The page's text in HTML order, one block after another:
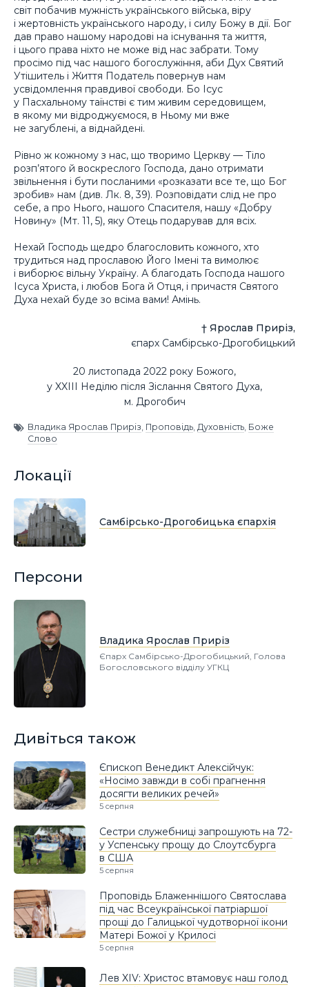
світ побачив мужність українського війська, віру
і жертовність українського народу, і силу Божу в дії. Бог
дав право нашому народові на існування та життя,
і цього права ніхто не може від нас забрати. Тому
просімо під час нашого богослужіння, аби Дух Святий
Утішитель і Життя Податель повернув нам
усвідомлення правдивої свободи. Бо Ісус
у Пасхальному таїнстві є тим живим середовищем,
в якому ми відроджуємося, в Ньому ми вже
не загублені, а віднайдені.
Рівно ж кожному з нас, що творимо Церкву — Тіло
розп’ятого й воскреслого Господа, дано отримати
звільнення і бути посланими «розказати все те, що Бог
зробив» нам (див. Лк. 8, 39). Розповідати слід не про
себе, а про Нього, нашого Спасителя, нашу «Добру
Новину» (Мт. 11, 5), яку Отець подарував для всіх.
Нехай Господь щедро благословить кожного, хто
трудиться над прославою Його Імені та вимолює
і виборює вільну Україну. А благодать Господа нашого
Ісуса Христа, і любов Бога й Отця, і причастя Святого
Духа нехай буде зо всіма вами! Амінь.
† Ярослав Приріз,
єпарх Самбірсько-Дрогобицький
20 листопада 2022 року Божого,
у XXIII Неділю після Зіслання Святого Духа,
м. Дрогобич
Владика Ярослав Приріз, Проповідь, Духовність, Боже
Слово
Локації
Самбірсько-Дрогобицька єпархія
Персони
Владика Ярослав Приріз
Єпарх Самбірсько-Дрогобицький, Голова
Богословського відділу УГКЦ
Дивіться також
Єпископ Венедикт Алексійчук:
«Носімо завжди в собі прагнення
досягти великих речей»
5 серпня
Сестри служебниці запрошують на 72-
у Успенську прощу до Слоутсбурга
в США
5 серпня
Проповідь Блаженнішого Святослава
під час Всеукраїнської патріаршої
прощі до Галицької чудотворної ікони
Матері Божої у Крилосі
5 серпня
Лев XIV: Христос втамовує наш голод